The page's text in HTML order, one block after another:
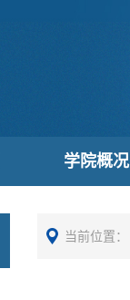
学院概况
当前位置：